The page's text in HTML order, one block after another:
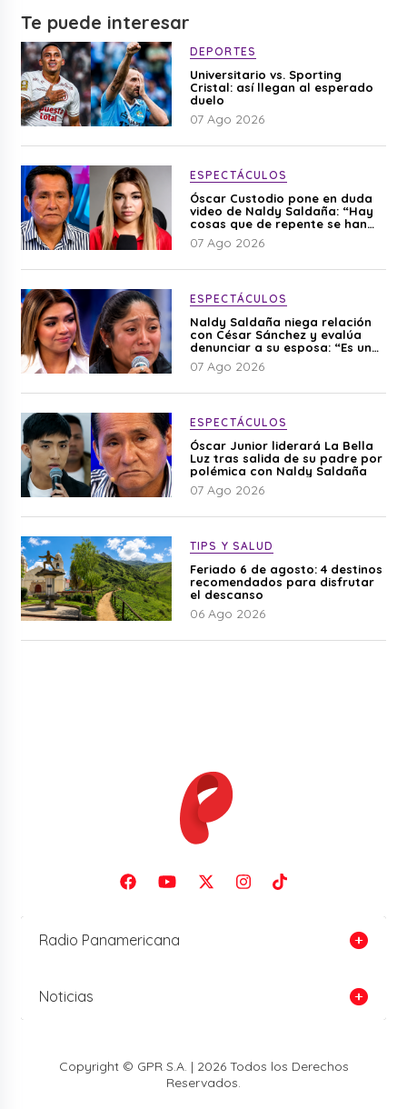
Te puede interesar
DEPORTES
Universitario vs. Sporting
Cristal: así llegan al esperado
duelo
07 Ago 2026
ESPECTÁCULOS
Óscar Custodio pone en duda
video de Naldy Saldaña: “Hay
cosas que de repente se han
editado”
07 Ago 2026
ESPECTÁCULOS
Naldy Saldaña niega relación
con César Sánchez y evalúa
denunciar a su esposa: “Es una
difamación”
07 Ago 2026
ESPECTÁCULOS
Óscar Junior liderará La Bella
Luz tras salida de su padre por
polémica con Naldy Saldaña
07 Ago 2026
TIPS Y SALUD
Feriado 6 de agosto: 4 destinos
recomendados para disfrutar
el descanso
06 Ago 2026
Radio Panamericana
Noticias
Copyright © GPR S.A. | 2026 Todos los Derechos
Reservados.